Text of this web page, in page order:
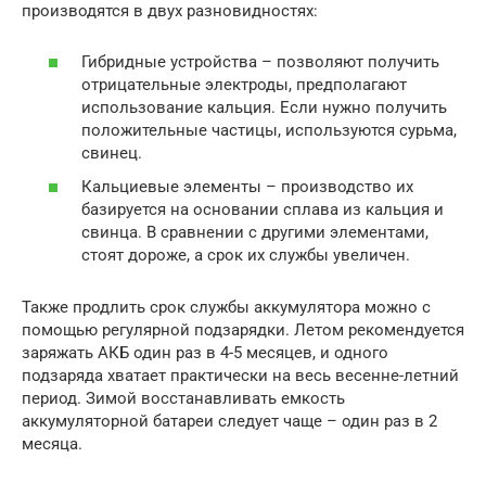
производятся в двух разновидностях:
Гибридные устройства – позволяют получить
отрицательные электроды, предполагают
использование кальция. Если нужно получить
положительные частицы, используются сурьма,
свинец.
Кальциевые элементы – производство их
базируется на основании сплава из кальция и
свинца. В сравнении с другими элементами,
стоят дороже, а срок их службы увеличен.
Также продлить срок службы аккумулятора можно с
помощью регулярной подзарядки. Летом рекомендуется
заряжать АКБ один раз в 4-5 месяцев, и одного
подзаряда хватает практически на весь весенне-летний
период. Зимой восстанавливать емкость
аккумуляторной батареи следует чаще – один раз в 2
месяца.